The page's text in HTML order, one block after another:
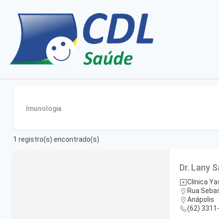
Imunologia
1 registro(s) encontrado(s)
Dr. Lany
Clínica
Rua
Anápolis
(62)